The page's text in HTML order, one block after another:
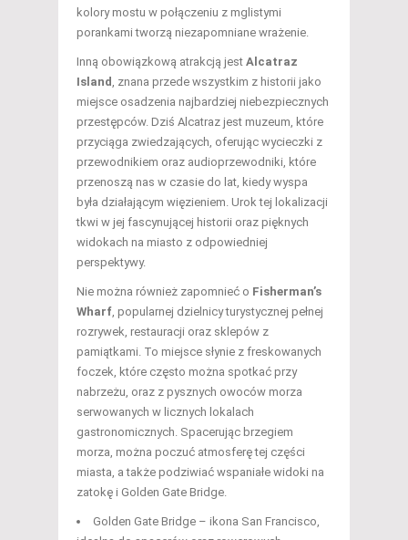
kolory mostu w połączeniu z mglistymi
porankami tworzą niezapomniane wrażenie.
Inną obowiązkową atrakcją jest Alcatraz
Island , znana przede wszystkim z historii jako
miejsce osadzenia najbardziej niebezpiecznych
przestępców. Dziś Alcatraz jest muzeum, które
przyciąga zwiedzających, oferując wycieczki z
przewodnikiem oraz audioprzewodniki, które
przenoszą nas w czasie do lat, kiedy wyspa
była działającym więzieniem. Urok tej lokalizacji
tkwi w jej fascynującej historii oraz pięknych
widokach na miasto z odpowiedniej
perspektywy.
Nie można również zapomnieć o Fisherman’s
Wharf , popularnej dzielnicy turystycznej pełnej
rozrywek, restauracji oraz sklepów z
pamiątkami. To miejsce słynie z freskowanych
foczek, które często można spotkać przy
nabrzeżu, oraz z pysznych owoców morza
serwowanych w licznych lokalach
gastronomicznych. Spacerując brzegiem
morza, można poczuć atmosferę tej części
miasta, a także podziwiać wspaniałe widoki na
zatokę i Golden Gate Bridge.
Golden Gate Bridge – ikona San Francisco,